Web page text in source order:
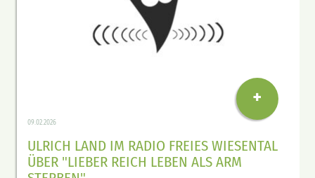
09.02.2026
ULRICH LAND IM RADIO FREIES WIESENTAL
ÜBER "LIEBER REICH LEBEN ALS ARM
+